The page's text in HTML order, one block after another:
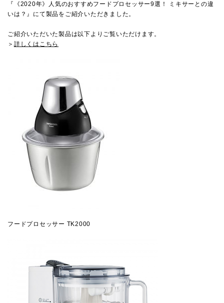
『《2020年》人気のおすすめフードプロセッサー9選！ ミキサーとの違
いは？』にて製品をご紹介いただきました。
ご紹介いただいた製品は以下よりご覧いただけます。
＞ 詳しくはこちら
フードプロセッサー TK2000